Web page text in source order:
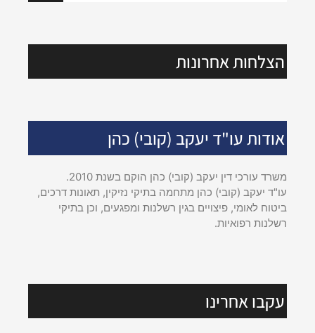
הצלחות אחרונות
אודות עו"ד יעקב (קובי) כהן
משרד עורכי דין יעקב (קובי) כהן הוקם בשנת 2010.
עו"ד יעקב (קובי) כהן מתחמה בתיקי נזיקין, תאונות דרכים,
ביטוח לאומי, פיצויים בגין רשלנות ומפגעים, וכן בתיקי
רשלנות רפואיות.
עקבו אחרינו